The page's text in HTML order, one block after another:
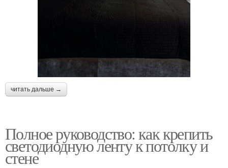
читать дальше →
Полное руководство: как крепить
светодиодную ленту к потолку и
стене